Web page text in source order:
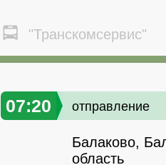
"Транскомсервис"
07:20 отправление
Балаково,
область